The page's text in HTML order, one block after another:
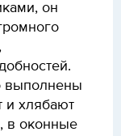
он
выполнены
и хлябают
в оконные